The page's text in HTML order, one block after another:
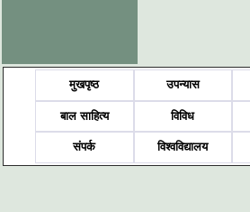
मुखपृष्ठ उपन्यास
बाल साहित्य विविध
संपर्क विश्वविद्यालय